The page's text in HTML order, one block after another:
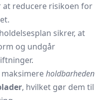
reducere risikoen for
sikrer, at
og undgår
holdbarheden
, hvilket gør dem til